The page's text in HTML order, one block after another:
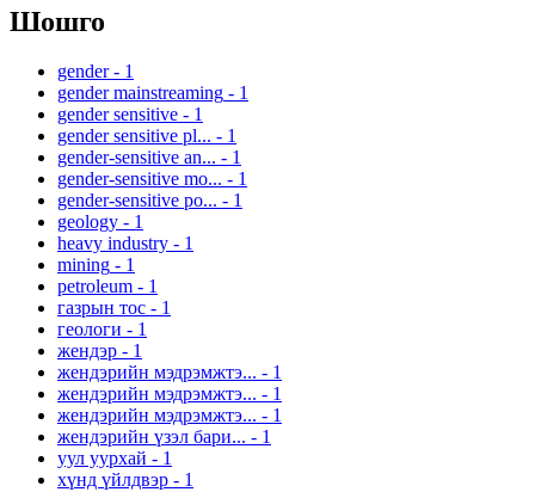
Шошго
gender - 1
gender mainstreaming - 1
gender sensitive - 1
gender sensitive pl... - 1
gender-sensitive an... - 1
gender-sensitive mo... - 1
gender-sensitive po... - 1
geology - 1
heavy industry - 1
mining - 1
petroleum - 1
газрын тос - 1
геологи - 1
жендэр - 1
жендэрийн мэдрэмжтэ... - 1
жендэрийн мэдрэмжтэ... - 1
жендэрийн мэдрэмжтэ... - 1
жендэрийн үзэл бари... - 1
уул уурхай - 1
хүнд үйлдвэр - 1